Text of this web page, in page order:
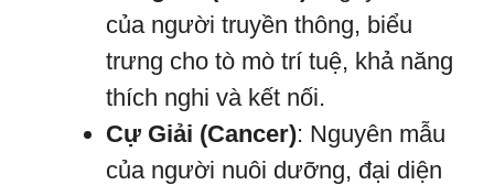
của người truyền thông, biểu
trưng cho tò mò trí tuệ, khả năng
thích nghi và kết nối.
Cự Giải (Cancer): Nguyên mẫu
của người nuôi dưỡng, đại diện